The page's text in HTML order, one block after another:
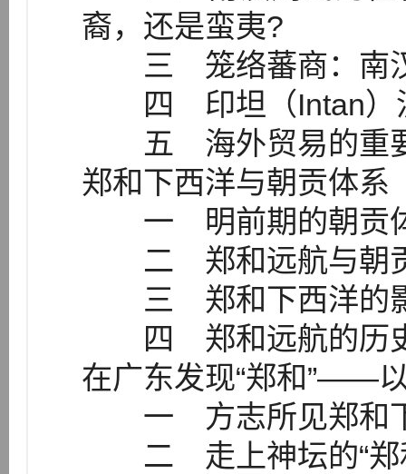
裔，还是蛮夷?
三 笼络蕃商：南汉
四 印坦（Intan）沉
五 海外贸易的重要
郑和下西洋与朝贡体系
一 明前期的朝贡
二 郑和远航与朝
三 郑和下西洋的
四 郑和远航的历
在广东发现“郑和”——
一 方志所见郑和
二 走上神坛的“郑和